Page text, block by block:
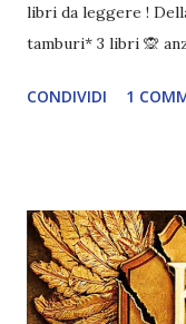
libri da leggere !
tamburi* 3 libri 🙊
è ancora in lettura.
dimenticarmene
Ecco quindi la mia
questa estate 🌊 1)
CONDIVIDI 1